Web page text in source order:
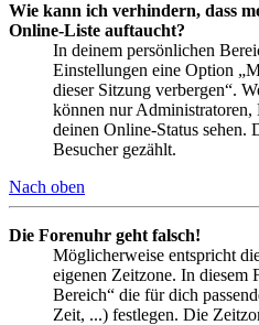
Wie kann ich verhindern, dass
Online-Liste auftaucht?
In deinem persönlichen
Einstellungen eine Option
dieser Sitzung verbergen“.
können nur Administratoren,
deinen Online-Status sehen.
Besucher gezählt.
Nach oben
Die Forenuhr geht falsch!
Möglicherweise entspricht
eigenen Zeitzone. In diesem
Bereich“ die für dich
Zeit, ...) festlegen. Die